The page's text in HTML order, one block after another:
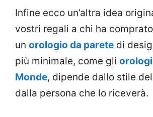
Infine ecco un’altra idea
vostri regali a chi ha
un orologio da parete di
più minimale, come gli
Monde, dipende dallo stile
dalla persona che lo riceverà.